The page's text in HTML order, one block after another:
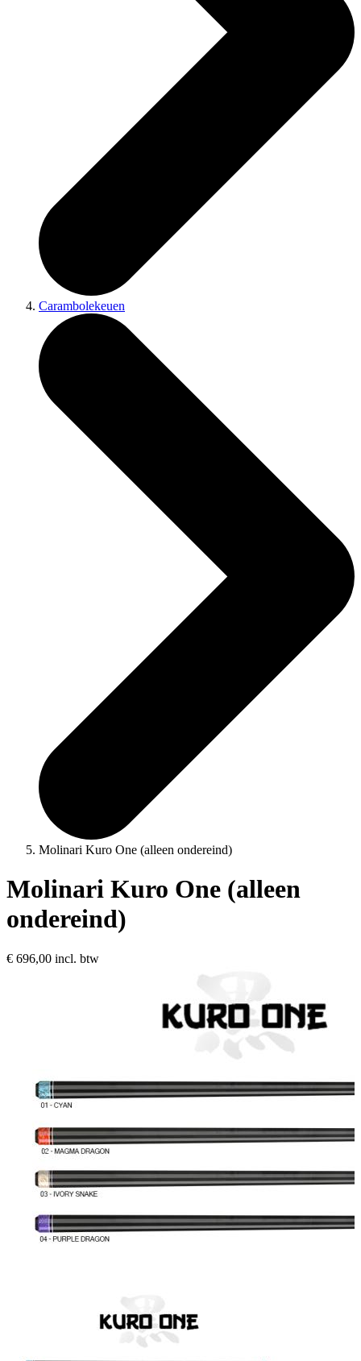
Carambolekeuen
Molinari Kuro One (alleen ondereind)
Molinari Kuro One (alleen
ondereind)
€ 696,00 incl. btw